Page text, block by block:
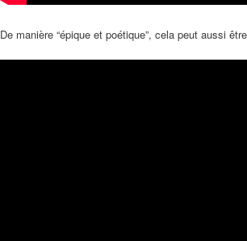
De manière “épique et poétique”, cela peut aussi